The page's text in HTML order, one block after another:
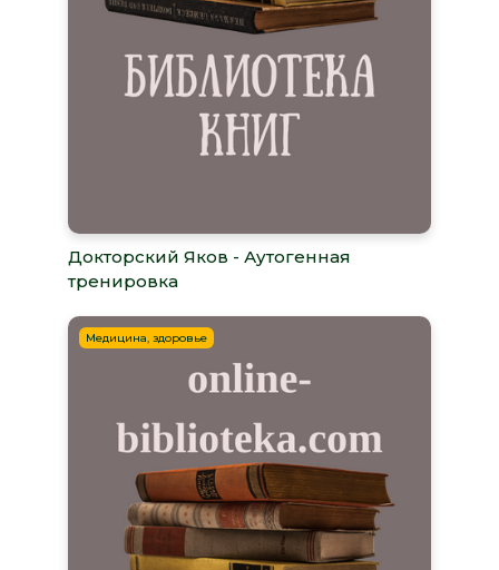
Докторский Яков - Аутогенная
тренировка
Медицина, здоровье